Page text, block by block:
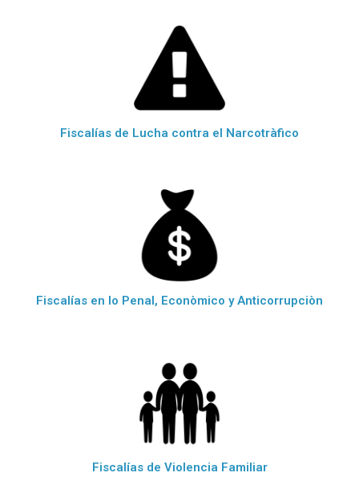
Fiscalías de Lucha contra el Narcotràfico
Fiscalías en lo Penal, Econòmico y Anticorrupciòn
Fiscalías de Violencia Familiar